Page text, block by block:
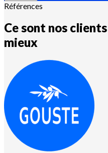
Références
Ce sont nos
mieux